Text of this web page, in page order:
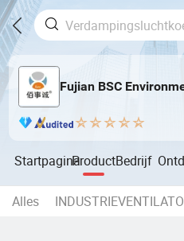
Fujian BSC
StartpaginaProductBedrijf
Alles